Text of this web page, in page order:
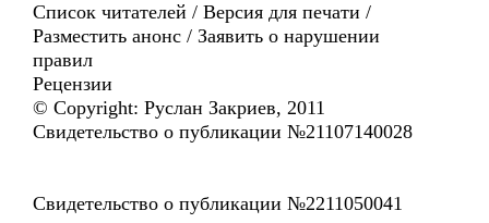
Список читателей / Версия для печати /
Разместить анонс / Заявить о нарушении
правил
Рецензии
© Copyright: Руслан Закриев, 2011
Свидетельство о публикации №21107140028
Свидетельство о публикации №2211050041